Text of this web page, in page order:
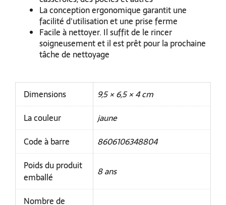
La conception ergonomique garantit une
facilité d'utilisation et une prise ferme
Facile à nettoyer. Il suffit de le rincer
soigneusement et il est prêt pour la prochaine
tâche de nettoyage
Dimensions
9,5 × 6,5 × 4 cm
La couleur
jaune
Code à barre
8606106348804
Poids du produit
emballé
8 ans
Nombre de